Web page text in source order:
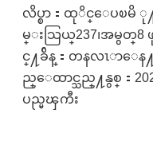
လိပ္စာ：ထုိင္ေပၿမိ ု႔
မ္းသြယ္237၊အမွတ္8 ဖု
င္႔ခ်ိန္：တနလၤာေန႔
ည္ေထာင္သည္႔နွစ္：
ပည္မၾကီး